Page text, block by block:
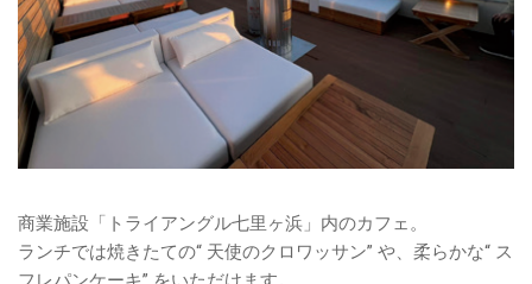
商業施設「トライアングル七里ヶ浜」内のカフェ。
ランチでは焼きたての“ 天使のクロワッサン” や、柔らかな“ ス